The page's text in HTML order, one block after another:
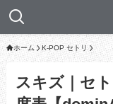
ホーム K-POP セトリ
スキズ｜セ